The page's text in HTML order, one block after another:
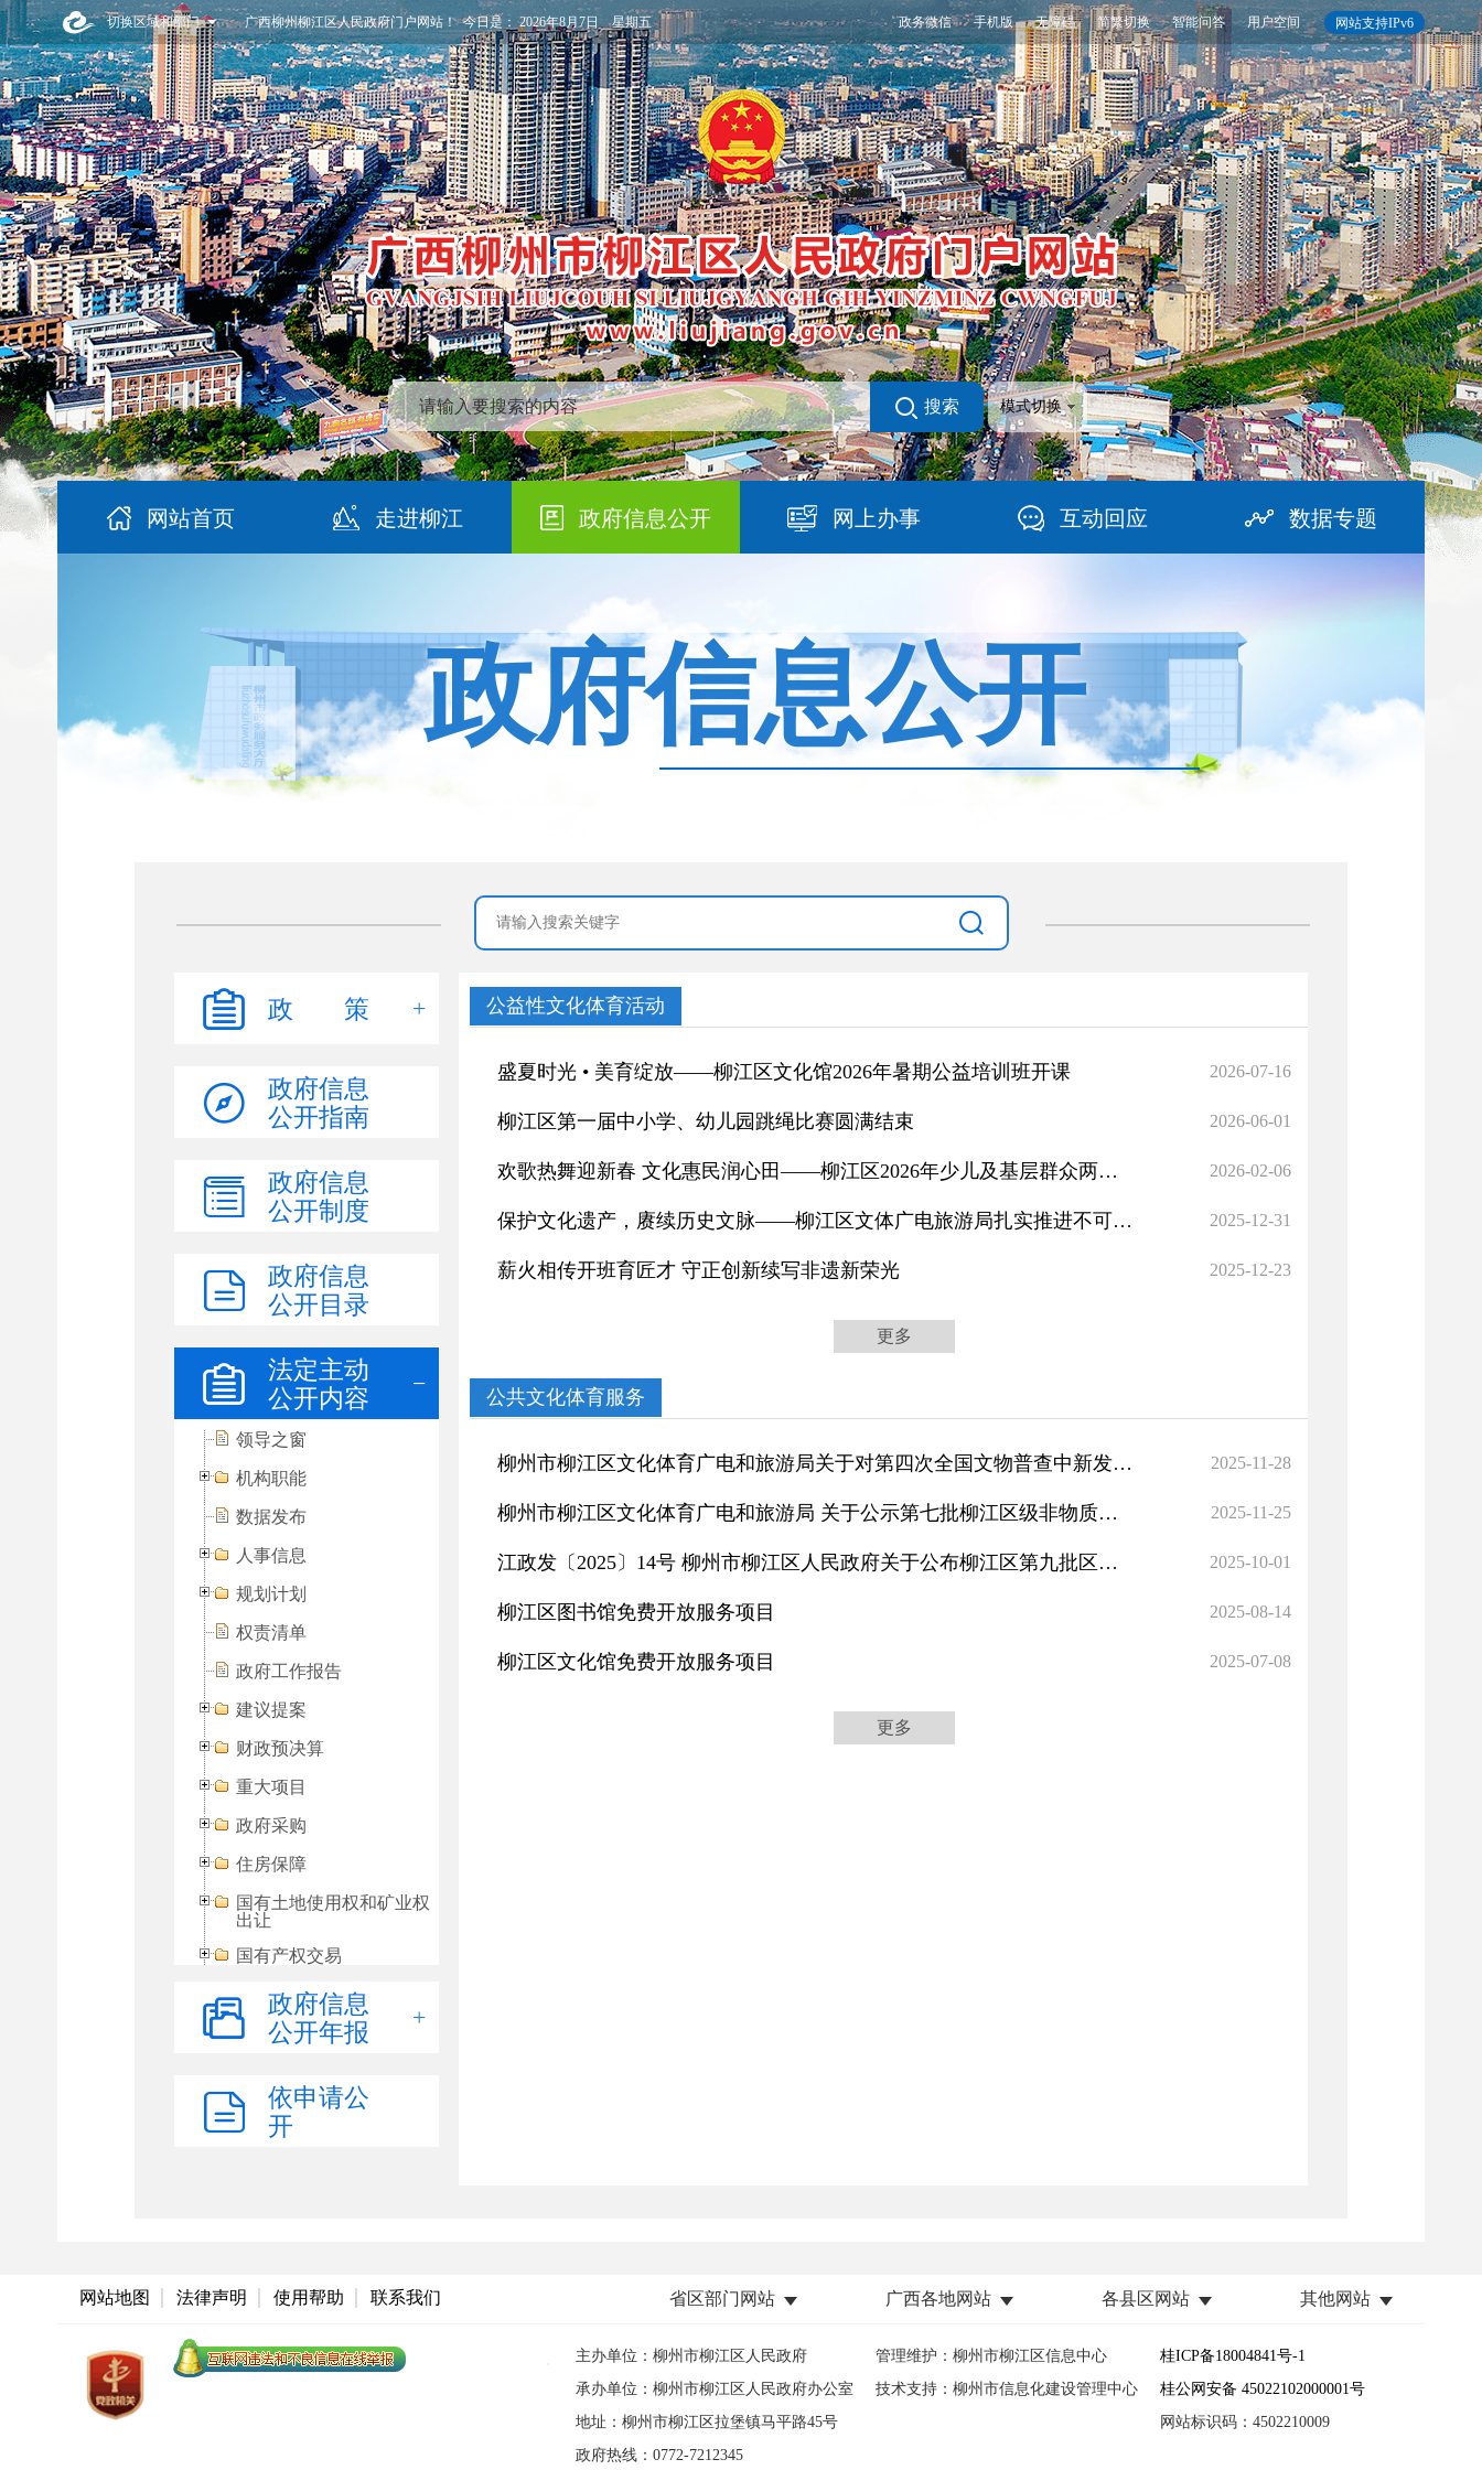
切换区域和部门 网站支持IPv6
政务微信 手机版 无障碍 简繁切换 智能问答 用户空间
广西柳州柳江区人民政府门户网站！ 今日是：2026年8月7日 星期五
搜索 模式切换
网站首页 走进柳江 政府信息公开 网上办事 互动回应 数据专题
政府信息公开
政 策
政府信息
公开指南
政府信息
公开制度
政府信息
公开目录
法定主动
公开内容
领导之窗
机构职能
数据发布
人事信息
规划计划
权责清单
政府工作报告
建议提案
财政预决算
重大项目
政府采购
住房保障
国有土地使用权和矿业权
出让
国有产权交易
食品药品监管
乡村振兴
教育领域
稳岗就业
社会保险
政府信息
公开年报
依申请公
开
网站地图 法律声明 使用帮助 联系我们 省区部门网站 广西各地网站 各县区网站 其他网站
主办单位：柳州市柳江区人民政府
承办单位：柳州市柳江区人民政府办公室
地址：柳州市柳江区拉堡镇马平路45号
政府热线：0772-7212345
管理维护：柳州市柳江区信息中心
技术支持：柳州市信息化建设管理中心
桂ICP备18004841号-1
桂公网安备 45022102000001号
网站标识码：4502210009